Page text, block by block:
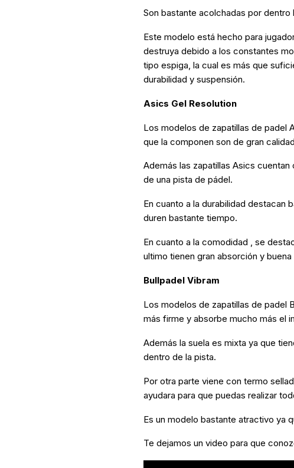
Son bastante acolchadas por
Este modelo está hecho para
destruya debido a los constantes
tipo espiga, la cual es más que
durabilidad y suspensión.
Asics Gel Resolution
Los modelos de zapatillas de padel
que la componen son de gran
Además las zapatillas Asics
de una pista de pádel.
En cuanto a la durabilidad destacan
duren bastante tiempo.
En cuanto a la comodidad , se
ultimo tienen gran absorción y
Bullpadel Vibram
Los modelos de zapatillas de padel
más firme y absorbe mucho más el
Además la suela es mixta ya que
dentro de la pista.
Por otra parte viene con termo
ayudara para que puedas realizar
Es un modelo bastante atractivo ya
Te dejamos un video para que